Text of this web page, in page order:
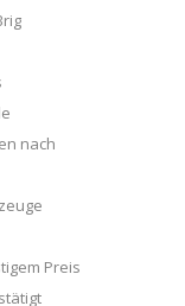
nach
Preis